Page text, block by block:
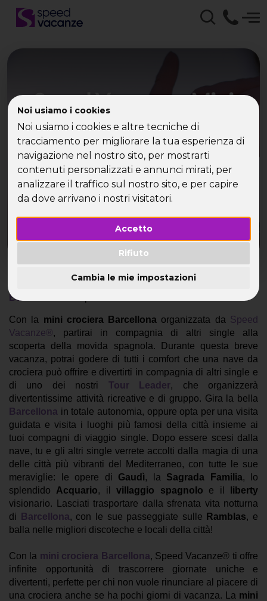
Noi usiamo i cookies
Noi usiamo i cookies e altre tecniche di
tracciamento per migliorare la tua esperienza di
navigazione nel nostro sito, per mostrarti
contenuti personalizzati e annunci mirati, per
analizzare il traffico sul nostro sito, e per capire
da dove arrivano i nostri visitatori.
Accetto
Rifiuto
Cambia le mie impostazioni
Speed Vacanze - Mini
Crociera Barcellona solo
per single!
La movida spagnola ti attende! Prenota la mini
crociera Barcellona con Speed Vacanze®
La movida spagnola ti attende! Prenota la
Barcellona
Con la mini crociera Barcellona organizzata da Speed
Vacanze® , partirai in compagnia di altri single alla
scoperta della movida spagnola. Durante questa breve
vacanza, potrai godere di tutti i comfort che una nave da
crociera può offrire e divertirti in compagnia di altri single e
di uno dei nostri Tour Leader, che organizzerà
divertentissime attività ricreative e di gruppo. Gira la bella
Barcellona in totale autonomia, oppure opta per una visita
guidata e visita i luoghi più famosi della città insieme ai
tuoi compagni di viaggio single. Dopo essere scesi dalla
nave, tu e gli altri single verrete accolti dalla magia di una
delle città più vibranti del Mediterraneo, con tutte le sue
meraviglie: le opere di Gaudì, la Sagrada Familia, lo
splendido Acquario, ilvillaggio spagnolo e il
liberty
visionario. Lasciati trasportare dalla sfrenata vita notturna
di
Barcellona, con le sue passeggiate sulle Ramblas, e
balla nelle migliori discoteche e locali della città!
Con la mini crociera Barcellona, Speed Vacanze® ti offre
infinite opportunità di trascorrere giornate uniche e
divertenti, perfette per chi non vuole rinunciare al piacere di
una crociera anche se ha pochi giorni di vacanza. La mini